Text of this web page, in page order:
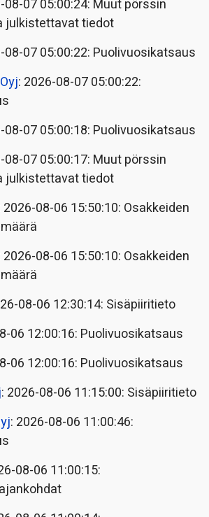
08-07 05:00:24: Muut pörssin
julkistettavat tiedot
08-07 05:00:22: Puolivuosikatsaus
: 2026-08-07 05:00:22:
08-07 05:00:18: Puolivuosikatsaus
08-07 05:00:17: Muut pörssin
julkistettavat tiedot
2026-08-06 15:50:10: Osakkeiden
2026-08-06 15:50:10: Osakkeiden
08-06 12:30:14: Sisäpiiritieto
06 12:00:16: Puolivuosikatsaus
06 12:00:16: Puolivuosikatsaus
: 2026-08-06 11:15:00: Sisäpiiritieto
: 2026-08-06 11:00:46:
08-06 11:00:15: